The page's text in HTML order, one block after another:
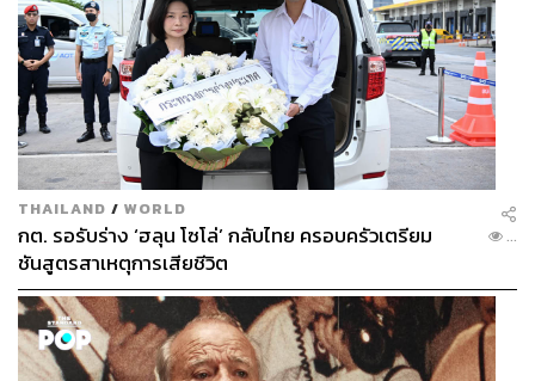
THAILAND / WORLD
กต. รอรับร่าง ‘ฮลุน โซโล่’ กลับไทย ครอบครัวเตรียม
ชันสูตรสาเหตุการเสียชีวิต
...